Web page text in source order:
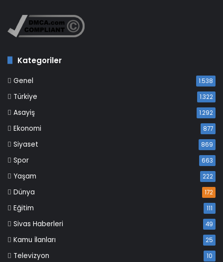
Kategoriler
Genel 1.538
Türkiye 1.322
Asayiş 1.292
Ekonomi 877
Siyaset 869
Spor 663
Yaşam 222
Dünya 172
Eğitim 111
Sivas Haberleri 49
Kamu İlanları 25
Televizyon 10